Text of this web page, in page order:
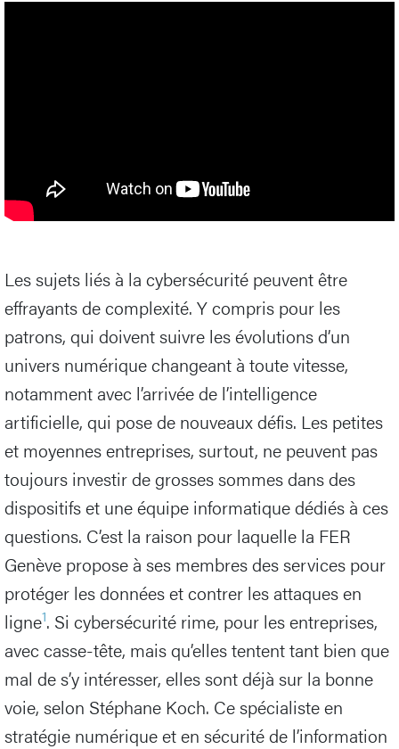
Les sujets liés à la cybersécurité peuvent être
effrayants de complexité. Y compris pour les
patrons, qui doivent suivre les évolutions d’un
univers numérique changeant à toute vitesse,
notamment avec l’arrivée de l’intelligence
artificielle, qui pose de nouveaux défis. Les petites
et moyennes entreprises, surtout, ne peuvent pas
toujours investir de grosses sommes dans des
dispositifs et une équipe informatique dédiés à ces
questions. C’est la raison pour laquelle la FER
Genève propose à ses membres des services pour
protéger les données et contrer les attaques en
ligne1. Si cybersécurité rime, pour les entreprises,
avec casse-tête, mais qu’elles tentent tant bien que
mal de s’y intéresser, elles sont déjà sur la bonne
voie, selon Stéphane Koch. Ce spécialiste en
stratégie numérique et en sécurité de l’information